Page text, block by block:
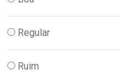
Regular
Ruim